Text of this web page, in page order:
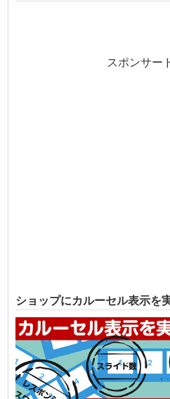
スポンサー
ショップにカルーセル表示を